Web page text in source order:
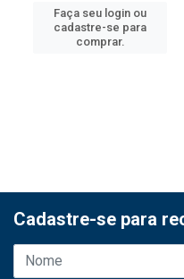
Faça seu login ou
cadastre-se para
comprar.
Cadastre-se para